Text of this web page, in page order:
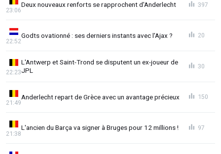
Deux nouveaux renforts se rapprochent d'Anderlecht
23:06
397
Godts ovationné : ses derniers instants avec l'Ajax ?
22:52
20
L'Antwerp et Saint-Trond se disputent un ex-joueur de
JPL
22:23
30
Anderlecht repart de Grèce avec un avantage précieux
21:49
150
L'ancien du Barça va signer à Bruges pour 12 millions !
21:38
97